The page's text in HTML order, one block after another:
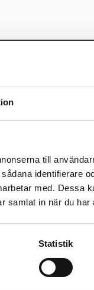
till
identifierare
med. Dessa
samlat in när du har
Statistik